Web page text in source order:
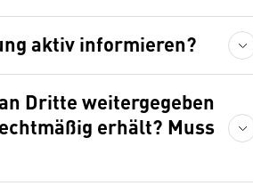
aktiv informieren?
Dritte weitergegeben
erhält? Muss